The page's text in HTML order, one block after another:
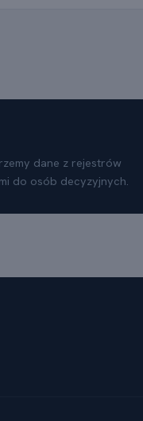
dane z rejestrów
do osób decyzyjnych.